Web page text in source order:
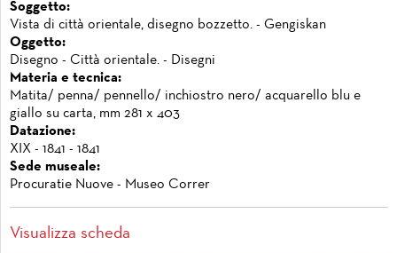
Soggetto:
Vista di città orientale, disegno bozzetto. - Gengiskan
Oggetto:
Disegno - Città orientale. - Disegni
Materia e tecnica:
Matita/ penna/ pennello/ inchiostro nero/ acquarello blu e
giallo su carta, mm 281 x 403
Datazione:
XIX - 1841 - 1841
Sede museale:
Procuratie Nuove - Museo Correr
Visualizza scheda